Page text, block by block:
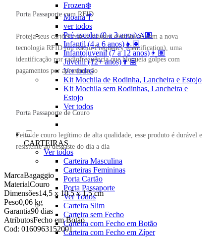
Frozen❄️
Moana🌴
ver todos
Pré-escolar (0 a 3 anos)👶🏽
Infantil (4 a 6 anos)👦🏽
Infantojuvenil (7 a 12 anos)👦🏽
Juvenil (12+ anos)👨🏽
Ver todos
Kit Mochila de Rodinha, Lancheira e Estojo
Kit Mochila sem Rodinhas, Lancheira e
Estojo
Ver todos
CARTEIRAS
Ver todos
Carteira Masculina
Carteiras Femininas
Porta Cartão
Porta Passaporte
Ver Todos
Carteira Slim
Carteira sem Fecho
Carteira com Fecho em Botão
Carteira com Fecho em Zíper
Porta Passaporte com RFID
Proteja seus cartões contra fraudes eletrônicas com a nova
tecnologia RFID (ou Radio-Frequency Identification), uma
identificação por radiofrequência que bloqueia golpes com
pagamentos por aproximação
Porta Passaporte de Couro
Feito de couro legítimo de alta qualidade, esse produto é durável e
resistente ao desgaste do dia a dia
MarcaBagaggio
MaterialCouro
Dimensões14,5 x 10,5 x 1,5 cm
Peso0,06 kg
Garantia90 dias
AtributosFecho em Botão
Cod: 0160963152001